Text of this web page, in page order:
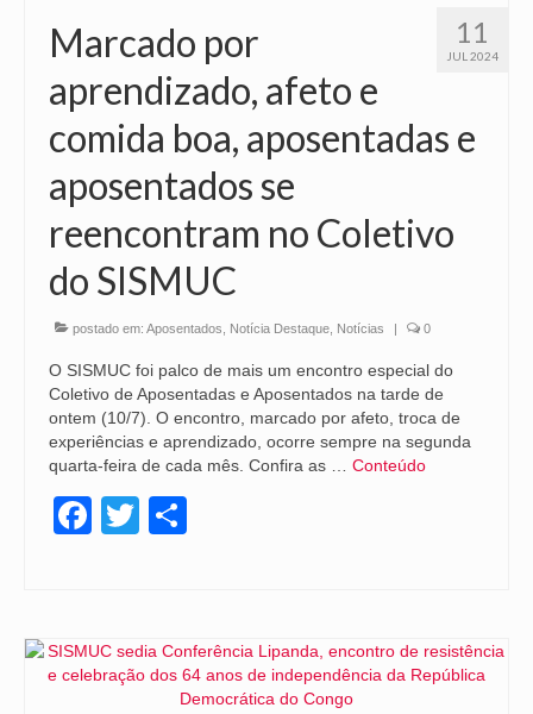
11
JUL 2024
Marcado por
aprendizado, afeto e
comida boa, aposentadas e
aposentados se
reencontram no Coletivo
do SISMUC
postado em: Aposentados Notícia Destaque Notícias | 0
O SISMUC foi palco de mais um encontro especial do
Coletivo de Aposentadas e Aposentados na tarde de
ontem (10/7). O encontro, marcado por afeto, troca de
experiências e aprendizado, ocorre sempre na segunda
quarta-feira de cada mês. Confira as … Conteúdo
Facebook
Twitter